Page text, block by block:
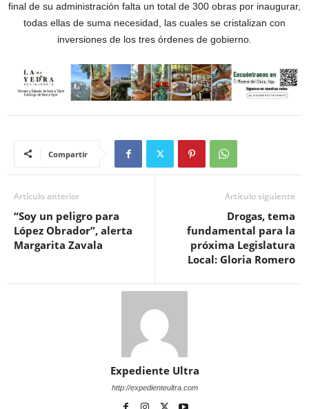
final de su administración falta un total de 300 obras por inaugurar,
todas ellas de suma necesidad, las cuales se cristalizan con
inversiones de los tres órdenes de gobierno.
Compartir
Artículo anterior
“Soy un peligro para
López Obrador”, alerta
Margarita Zavala
Artículo siguiente
Drogas, tema
fundamental para la
próxima Legislatura
Local: Gloria Romero
Expediente Ultra
http://expedienteultra.com